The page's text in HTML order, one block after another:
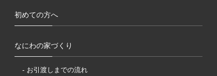
初めての方へ
なにわの家づくり
- お引渡しまでの流れ